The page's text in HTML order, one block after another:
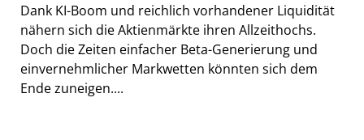
Dank KI-Boom und reichlich vorhandener Liquidität
nähern sich die Aktienmärkte ihren Allzeithochs.
Doch die Zeiten einfacher Beta-Generierung und
einvernehmlicher Markwetten könnten sich dem
Ende zuneigen....